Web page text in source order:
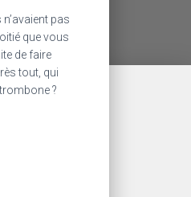
pas
que vous
de faire
tout, qui
?